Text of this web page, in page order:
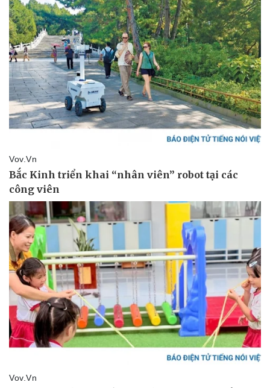
Doanh nghiệp
Doanh nhân
Vì cộng đồng
Công nghệ
Sành điệu
Chuyển đổi số